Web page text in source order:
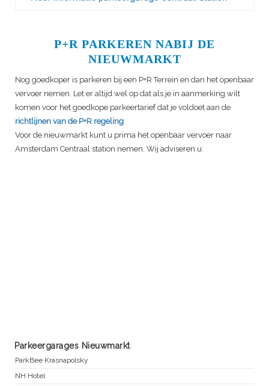
P+R PARKEREN NABIJ DE
NIEUWMARKT
Nog goedkoper is parkeren bij een P+R Terrein en dan het openbaar
vervoer nemen. Let er altijd wel op dat als je in aanmerking wilt
komen voor het goedkope parkeertarief dat je voldoet aan de
richtlijnen van de P+R regeling
Voor de nieuwmarkt kunt u prima het openbaar vervoer naar
Amsterdam Centraal station nemen. Wij adviseren u:
Parkeergarages Nieuwmarkt
ParkBee Krasnapolsky
NH Hotel